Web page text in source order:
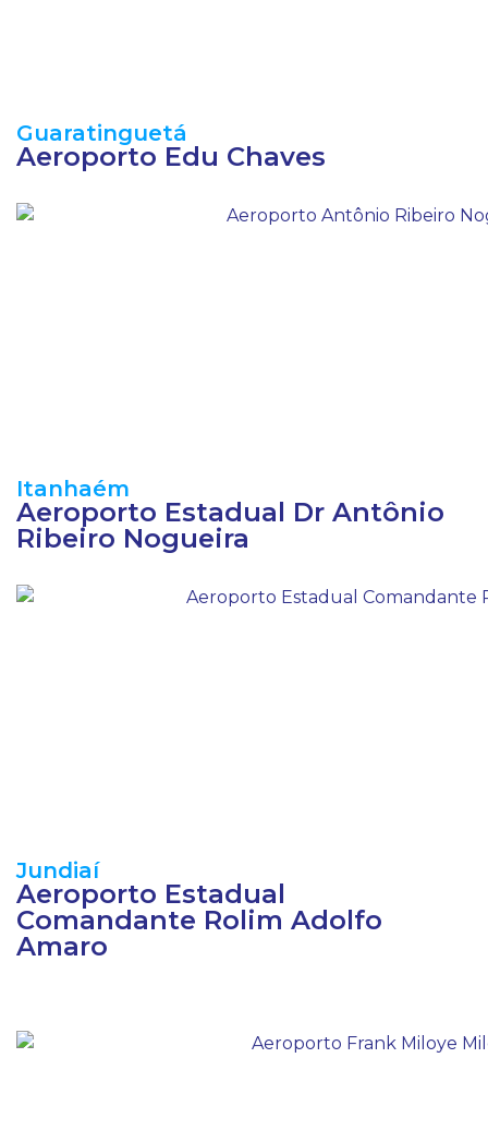
Guaratinguetá
Aeroporto Edu Chaves
Itanhaém
Aeroporto Estadual Dr Antônio
Ribeiro Nogueira
Jundiaí
Aeroporto Estadual
Comandante Rolim Adolfo
Amaro